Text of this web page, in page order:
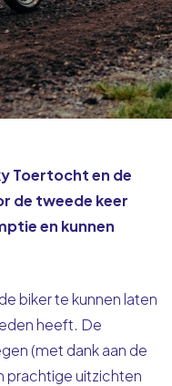
Toertocht en de
de tweede keer
en kunnen
biker te kunnen laten
heeft. De
(met dank aan de
prachtige uitzichten